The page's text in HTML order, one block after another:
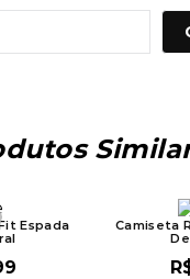
Espada
Camiseta